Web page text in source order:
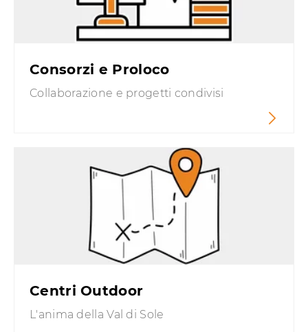
Consorzi e Proloco
Collaborazione e progetti condivisi
Centri Outdoor
L'anima della Val di Sole